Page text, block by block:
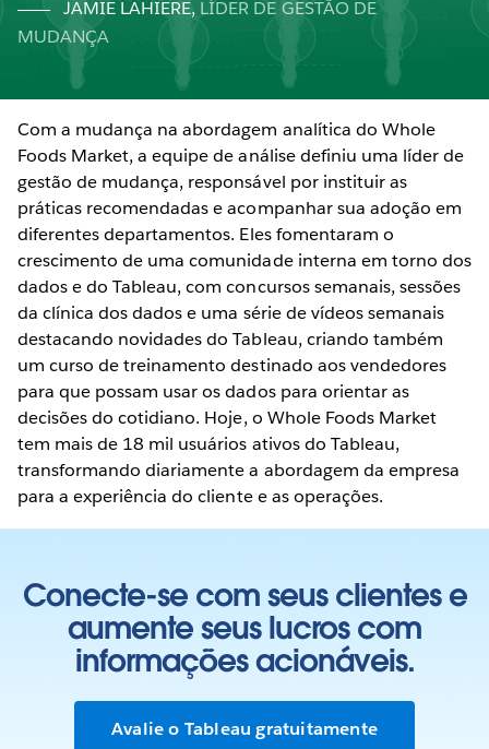
JAMIE LAHIERE, LÍDER DE GESTÃO DE
MUDANÇA
Com a mudança na abordagem analítica do Whole
Foods Market, a equipe de análise definiu uma líder de
gestão de mudança, responsável por instituir as
práticas recomendadas e acompanhar sua adoção em
diferentes departamentos. Eles fomentaram o
crescimento de uma comunidade interna em torno dos
dados e do Tableau, com concursos semanais, sessões
da clínica dos dados e uma série de vídeos semanais
destacando novidades do Tableau, criando também
um curso de treinamento destinado aos vendedores
para que possam usar os dados para orientar as
decisões do cotidiano. Hoje, o Whole Foods Market
tem mais de 18 mil usuários ativos do Tableau,
transformando diariamente a abordagem da empresa
para a experiência do cliente e as operações.
Conecte-se com seus clientes e
aumente seus lucros com
informações acionáveis.
Avalie o Tableau gratuitamente